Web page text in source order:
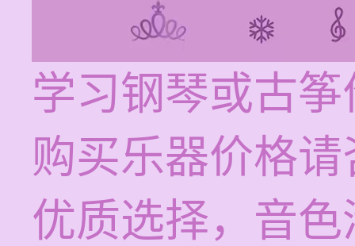
学习钢琴或古
购买乐器价格
优质选择，音